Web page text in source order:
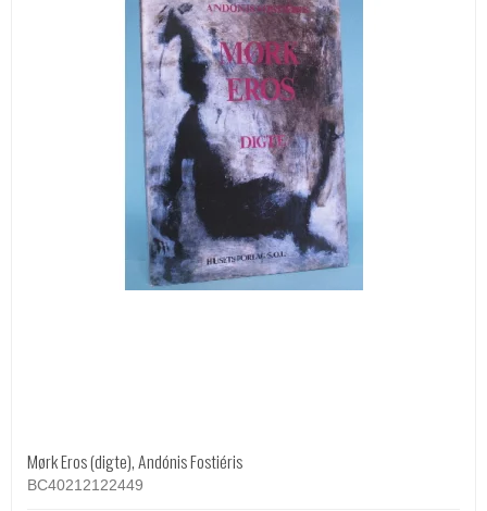
Mørk Eros (digte), Andónis Fostiéris
BC40212122449